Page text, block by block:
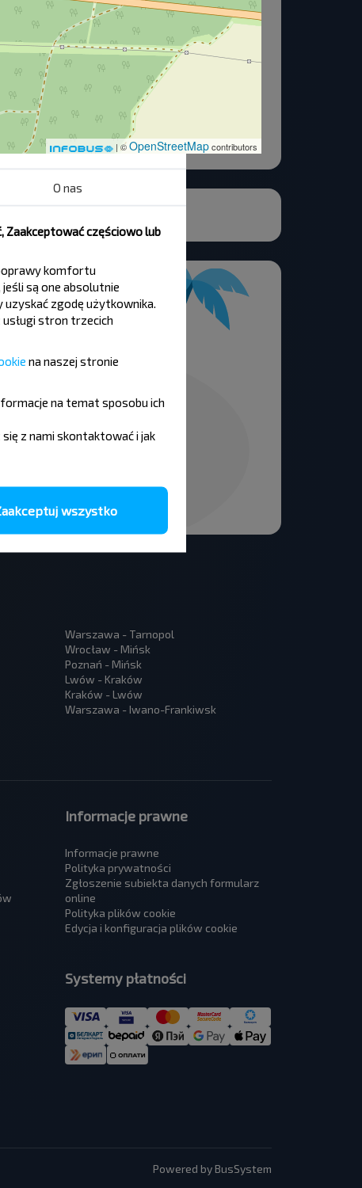
| ©OpenStreetMapcontributors
Warszawa - Tarnopol
Wrocław - Mińsk
Poznań - Mińsk
Lwów - Kraków
Kraków - Lwów
Warszawa - Iwano-Frankiwsk
Informacje prawne
Informacje prawne
Polityka prywatności
Zgłoszenie subiekta danych formularz
online
Polityka plików cookie
Edycja i konfiguracja plików cookie
Systemy płatności
Powered by BusSystem
O nas
Zaakceptować częściowo lub
komfortu
są one absolutnie
zgodę użytkownika.
stron trzecich
na naszej stronie
na temat sposobu ich
się z nami skontaktować i jak
wszystko